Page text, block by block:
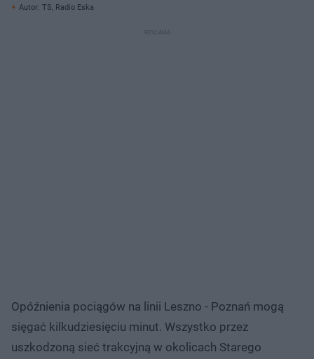
Autor: TS, Radio Eska
Opóźnienia pociągów na linii Leszno - Poznań mogą
sięgać kilkudziesięciu minut. Wszystko przez
uszkodzoną sieć trakcyjną w okolicach Starego